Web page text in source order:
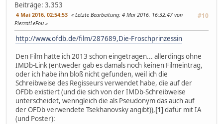
Beiträge: 3.353
4 Mai 2016, 02:54:53 #10
Letzte Bearbeitung: 4 Mai 2016, 16:32:47 von
PierrotLeFou
http://www.ofdb.de/film/287689,Die-Froschprinzessin
Den Film hatte ich 2013 schon eingetragen... allerdings ohne
IMDb-Link (entweder gab es damals noch keinen Filmeintrag,
oder ich habe ihn bloß nicht gefunden, weil ich die
Schreibweise des Regisseurs verwendet habe, die auf der
OFDb existiert (und die sich von der IMDb-Schreibweise
unterscheidet, wenngleich die als Pseudonym das auch auf
der OFDb verwendete Tsekhanovsky angibt)),[1]dafür mit IA
(und Poster):